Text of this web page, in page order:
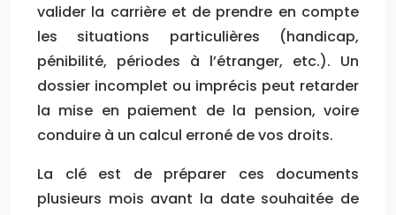
valider la carrière et de prendre en compte
les situations particulières (handicap,
pénibilité, périodes à l’étranger, etc.). Un
dossier incomplet ou imprécis peut retarder
la mise en paiement de la pension, voire
conduire à un calcul erroné de vos droits.
La clé est de préparer ces documents
plusieurs mois avant la date souhaitée de